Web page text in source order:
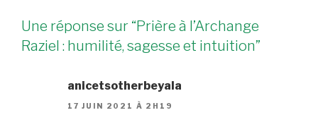
Une réponse sur “Prière à l’Archange
Raziel : humilité, sagesse et intuition”
anicetsotherbeyala
17 JUIN 2021 À 2H19